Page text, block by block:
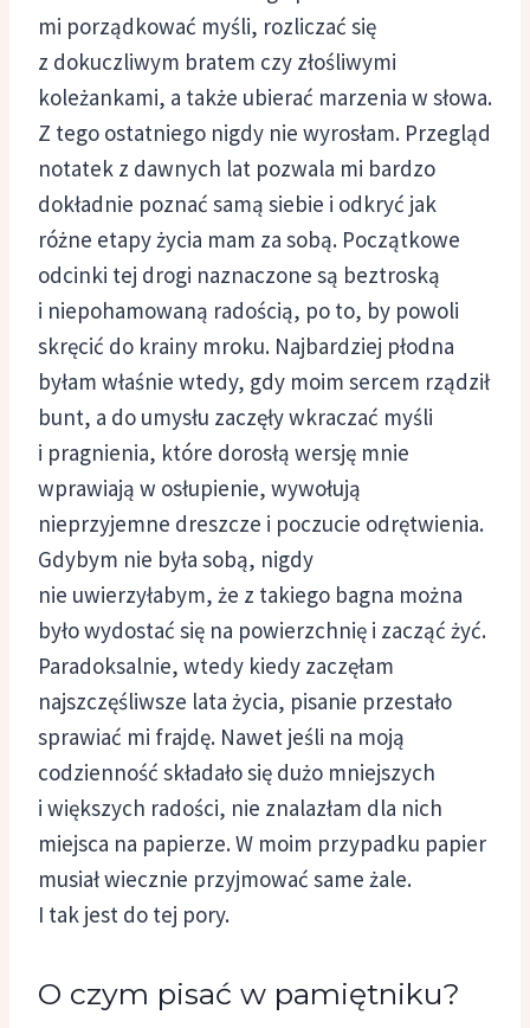
mi porządkować myśli, rozliczać się
z dokuczliwym bratem czy złośliwymi
koleżankami, a także ubierać marzenia w słowa.
Z tego ostatniego nigdy nie wyrosłam. Przegląd
notatek z dawnych lat pozwala mi bardzo
dokładnie poznać samą siebie i odkryć jak
różne etapy życia mam za sobą. Początkowe
odcinki tej drogi naznaczone są beztroską
i niepohamowaną radością, po to, by powoli
skręcić do krainy mroku. Najbardziej płodna
byłam właśnie wtedy, gdy moim sercem rządził
bunt, a do umysłu zaczęły wkraczać myśli
i pragnienia, które dorosłą wersję mnie
wprawiają w osłupienie, wywołują
nieprzyjemne dreszcze i poczucie odrętwienia.
Gdybym nie była sobą, nigdy
nie uwierzyłabym, że z takiego bagna można
było wydostać się na powierzchnię i zacząć żyć.
Paradoksalnie, wtedy kiedy zaczęłam
najszczęśliwsze lata życia, pisanie przestało
sprawiać mi frajdę. Nawet jeśli na moją
codzienność składało się dużo mniejszych
i większych radości, nie znalazłam dla nich
miejsca na papierze. W moim przypadku papier
musiał wiecznie przyjmować same żale.
I tak jest do tej pory.
O czym pisać w pamiętniku?